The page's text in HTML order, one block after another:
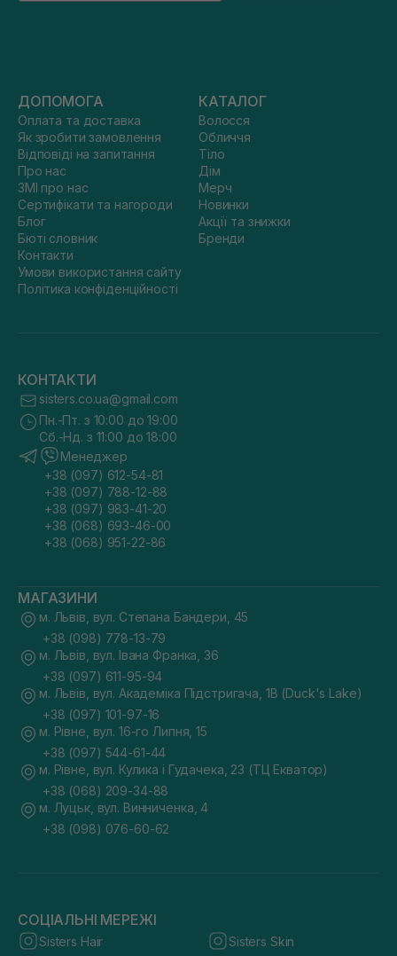
ДОПОМОГА
Оплата та доставка
Як зробити замовлення
Відповіді на запитання
Про нас
ЗМІ про нас
Сертифікати та нагороди
Блог
Бюті словник
Контакти
Умови використання сайту
Політика конфіденційності
КАТАЛОГ
Волосся
Обличчя
Тіло
Дім
Мерч
Новинки
Акції та знижки
Бренди
КОНТАКТИ
sisters.co.ua@gmail.com
Пн.-Пт. з 10:00 до 19:00
Сб.-Нд. з 11:00 до 18:00
Менеджер
+38 (097) 612-54-81
+38 (097) 788-12-88
+38 (097) 983-41-20
+38 (068) 693-46-00
+38 (068) 951-22-86
МАГАЗИНИ
м. Львів, вул. Степана Бандери, 45
+38 (098) 778-13-79
м. Львів, вул. Івана Франка, 36
+38 (097) 611-95-94
м. Львів, вул. Академіка Підстригача, 1В (Duck's Lake)
+38 (097) 101-97-16
м. Рівне, вул. 16-го Липня, 15
+38 (097) 544-61-44
м. Рівне, вул. Кулика і Гудачека, 23 (ТЦ Екватор)
+38 (068) 209-34-88
м. Луцьк, вул. Винниченка, 4
+38 (098) 076-60-62
СОЦІАЛЬНІ МЕРЕЖІ
Sisters Hair Sisters Skin